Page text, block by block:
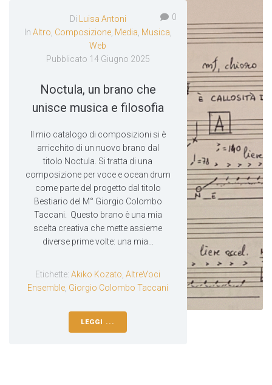
0
Di
Luisa Antoni
In Altro Composizione, Media Musica
Web
Pubblicato 14 Giugno 2025
Noctula, un brano che
unisce musica e filosofia
Il mio catalogo di composizioni si è
arricchito di un nuovo brano dal
titolo Noctula. Si tratta di una
composizione per voce e ocean drum
come parte del progetto dal titolo
Bestiario del M° Giorgio Colombo
Taccani. Questo brano è una mia
scelta creativa che mette assieme
diverse prime volte: una mia...
Etichette:Akiko Kozato ,AltreVoci
Ensemble Giorgio Colombo Taccani
LEGGI ...